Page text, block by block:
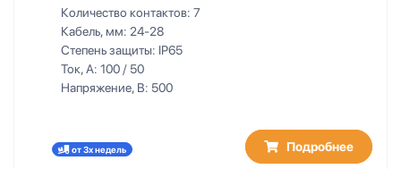
Количество контактов: 7
Кабель, мм: 24-28
Степень защиты: IP65
Ток, А: 100 / 50
Напряжение, В: 500
от 3х недель Подробнее